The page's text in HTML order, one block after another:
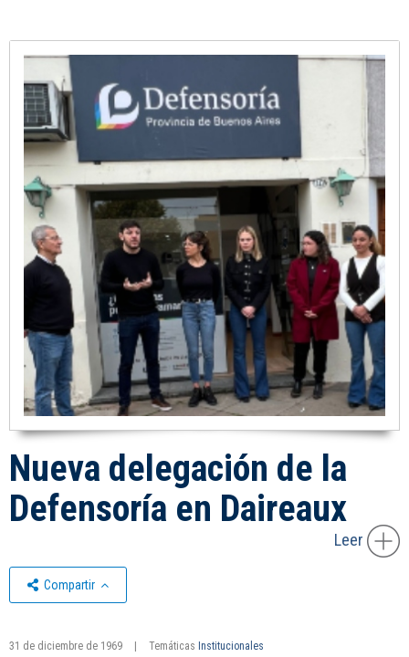
Nueva delegación de la
Defensoría en Daireaux
Leer
Compartir
31 de diciembre de 1969 Temáticas Institucionales